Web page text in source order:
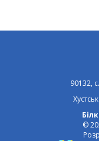
90132,
©